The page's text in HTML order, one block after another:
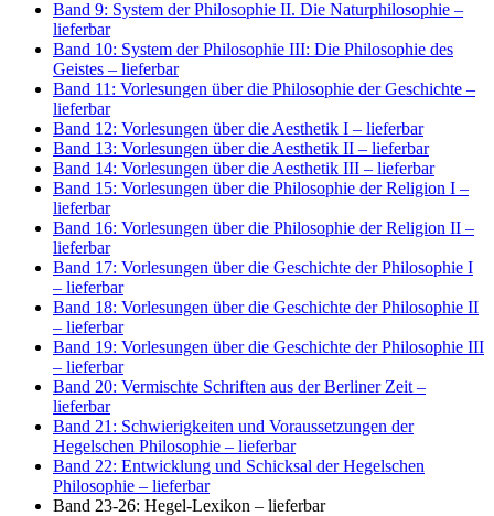
Band 9: System der Philosophie II. Die Naturphilosophie –
lieferbar
Band 10: System der Philosophie III: Die Philosophie des
Geistes – lieferbar
Band 11: Vorlesungen über die Philosophie der Geschichte –
lieferbar
Band 12: Vorlesungen über die Aesthetik I – lieferbar
Band 13: Vorlesungen über die Aesthetik II – lieferbar
Band 14: Vorlesungen über die Aesthetik III – lieferbar
Band 15: Vorlesungen über die Philosophie der Religion I –
lieferbar
Band 16: Vorlesungen über die Philosophie der Religion II –
lieferbar
Band 17: Vorlesungen über die Geschichte der Philosophie I
– lieferbar
Band 18: Vorlesungen über die Geschichte der Philosophie II
– lieferbar
Band 19: Vorlesungen über die Geschichte der Philosophie III
– lieferbar
Band 20: Vermischte Schriften aus der Berliner Zeit –
lieferbar
Band 21: Schwierigkeiten und Voraussetzungen der
Hegelschen Philosophie – lieferbar
Band 22: Entwicklung und Schicksal der Hegelschen
Philosophie – lieferbar
Band 23-26: Hegel-Lexikon – lieferbar